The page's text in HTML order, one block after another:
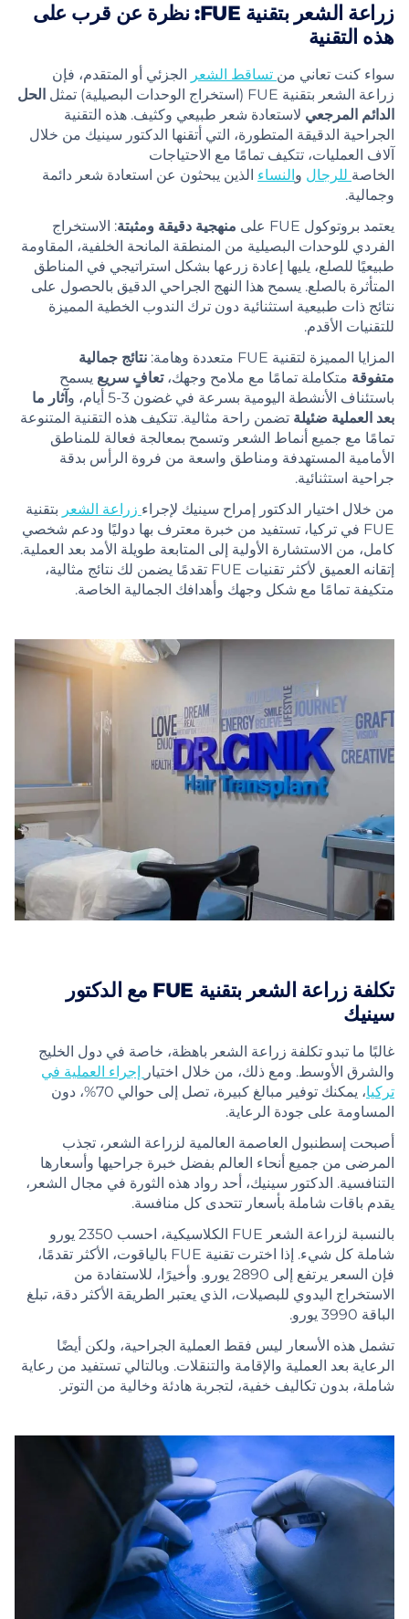
زراعة الشعر بتقنية FUE: نظرة عن قرب على
هذه التقنية
سواء كنت تعاني من تساقط الشعر الجزئي أو المتقدم، فإن
زراعة الشعر بتقنية FUE (استخراج الوحدات البصيلية) تمثل
الحل
الدائم المرجعي لاستعادة شعر طبيعي وكثيف. هذه التقنية
الجراحية الدقيقة المتطورة، التي أتقنها الدكتور سينيك من خلال
آلاف العمليات، تتكيف تمامًا مع الاحتياجات
الخاصة للرجال والنساء الذين يبحثون عن استعادة شعر دائمة
وجمالية.
يعتمد بروتوكول FUE على
منهجية دقيقة ومثبتة: الاستخراج
الفردي للوحدات البصيلية من المنطقة المانحة الخلفية، المقاومة
طبيعيًا للصلع، يليها إعادة زرعها بشكل استراتيجي في المناطق
المتأثرة بالصلع. يسمح هذا النهج الجراحي الدقيق بالحصول على
نتائج ذات طبيعية استثنائية دون ترك الندوب الخطية المميزة
للتقنيات الأقدم.
المزايا المميزة لتقنية FUE متعددة وهامة:
نتائج جمالية
متفوقة متكاملة تمامًا مع ملامح وجهك،تعافٍ سريع يسمح
باستئناف الأنشطة اليومية بسرعة في غضون 3-5 أيام، و
آثار ما
بعد العملية ضئيلة تضمن راحة مثالية. تتكيف هذه التقنية المتنوعة
تمامًا مع جميع أنماط الشعر وتسمح بمعالجة فعالة للمناطق
الأمامية المستهدفة ومناطق واسعة من فروة الرأس بدقة
جراحية استثنائية.
من خلال اختيار الدكتور إمراح سينيك لإجراء زراعة الشعر بتقنية
FUE في تركيا، تستفيد من خبرة معترف بها دوليًا ودعم شخصي
كامل، من الاستشارة الأولية إلى المتابعة طويلة الأمد بعد العملية.
إتقانه العميق لأكثر تقنيات FUE تقدمًا يضمن لك نتائج مثالية،
متكيفة تمامًا مع شكل وجهك وأهدافك الجمالية الخاصة.
تكلفة زراعة الشعر بتقنية FUE مع الدكتور
سينيك
غالبًا ما تبدو تكلفة زراعة الشعر باهظة، خاصة في دول الخليج
والشرق الأوسط. ومع ذلك، من خلال اختيار إجراء العملية في
تركيا
، يمكنك توفير مبالغ كبيرة، تصل إلى حوالي 70%، دون
المساومة على جودة الرعاية.
أصبحت إسطنبول العاصمة العالمية لزراعة الشعر، تجذب
المرضى من جميع أنحاء العالم بفضل خبرة جراحيها وأسعارها
التنافسية. الدكتور سينيك، أحد رواد هذه الثورة في مجال الشعر،
يقدم باقات شاملة بأسعار تتحدى كل منافسة.
بالنسبة لزراعة الشعر FUE الكلاسيكية، احسب 2350 يورو
شاملة كل شيء. إذا اخترت تقنية FUE بالياقوت، الأكثر تقدمًا،
فإن السعر يرتفع إلى 2890 يورو. وأخيرًا، للاستفادة من
الاستخراج اليدوي للبصيلات، الذي يعتبر الطريقة الأكثر دقة، تبلغ
الباقة 3990 يورو.
تشمل هذه الأسعار ليس فقط العملية الجراحية، ولكن أيضًا
الرعاية بعد العملية والإقامة والتنقلات. وبالتالي تستفيد من رعاية
شاملة، بدون تكاليف خفية، لتجربة هادئة وخالية من التوتر.